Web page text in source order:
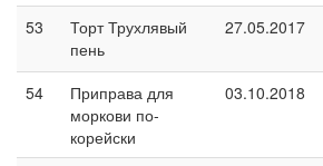
53
Торт Трухлявый
пень
27.05.2017
54
Приправа для
моркови по-
корейски
03.10.2018